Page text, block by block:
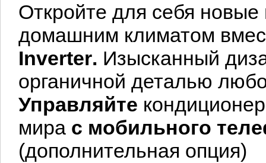
Oткройте для себя
домашним климатом
Inverter. Изысканный
органичной деталью
Управляйте
мира с мобильного
(дополнительная опция)